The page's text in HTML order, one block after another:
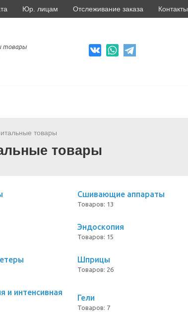
Юр. лицам Отслеживание заказа Контакты
товары
товары
товары
Сшивающие аппараты
Товаров: 13
Эндоскопия
Товаров: 15
Шприцы
Товаров: 26
и интенсивная
Гели
Товаров: 7